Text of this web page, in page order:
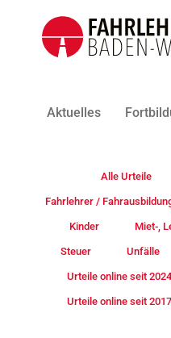
Aktuelles
Alle Urteile
Fahrlehrer /
Kinder Miet-,
Steuer Unfälle
Urteile online seit 2024
Urteile online seit 2017